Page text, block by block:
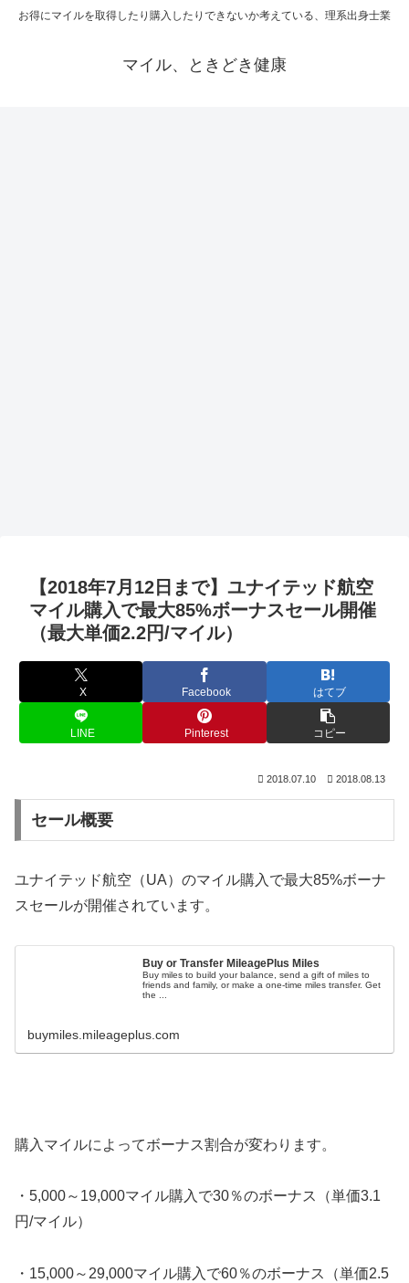
お得にマイルを取得したり購入したりできないか考えている、理系出身士業
マイル、ときどき健康
【2018年7月12日まで】ユナイテッド航空
マイル購入で最大85%ボーナスセール開催
（最大単価2.2円/マイル）
X Facebook はてブ
LINE Pinterest コピー
2018.07.10 2018.08.13
セール概要
ユナイテッド航空（UA）のマイル購入で最大85%ボーナ
スセールが開催されています。
Buy or Transfer MileagePlus Miles
Buy miles to build your balance, send a gift of miles to
friends and family, or make a one-time miles transfer. Get
the ...
buymiles.mileageplus.com
購入マイルによってボーナス割合が変わります。
・5,000～19,000マイル購入で30％のボーナス（単価3.1
円/マイル）
・15,000～29,000マイル購入で60％のボーナス（単価2.5